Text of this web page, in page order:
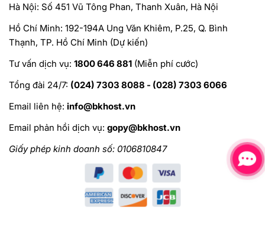
Hà Nội: Số 451 Vũ Tông Phan, Thanh Xuân, Hà Nội
Hồ Chí Minh: 192-194A Ung Văn Khiêm, P.25, Q. Bình
Thạnh, TP. Hồ Chí Minh (Dự kiến)
Tư vấn dịch vụ: 1800 646 881 (Miễn phí cước)
Tổng đài 24/7: (024) 7303 8088 - (028) 7303 6066
Email liên hệ: info@bkhost.vn
Email phản hồi dịch vụ: gopy@bkhost.vn
Giấy phép kinh doanh số: 0106810847